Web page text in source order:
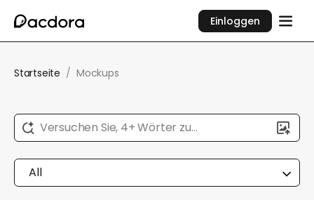
Einloggen
Startseite / Mockups
Versuchen Sie, 4+ Wörter zu
beschreiben...
All